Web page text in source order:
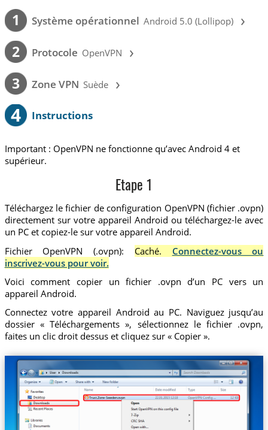
1 Système opérationnel Android 5.0 (Lollipop) ›
2 Protocole OpenVPN ›
3 Zone VPN Suède ›
4 Instructions
Important : OpenVPN ne fonctionne qu’avec Android 4 et
supérieur.
Etape 1
Téléchargez le fichier de configuration OpenVPN (fichier .ovpn)
directement sur votre appareil Android ou téléchargez-le avec
un PC et copiez-le sur votre appareil Android.
Fichier OpenVPN (.ovpn):
Caché. Connectez-vous ou
inscrivez-vous pour voir.
Voici comment copier un fichier .ovpn d’un PC vers un
appareil Android.
Connectez votre appareil Android au PC. Naviguez jusqu’au
dossier « Téléchargements », sélectionnez le fichier .ovpn,
faites un clic droit dessus et cliquez sur « Copier ».
Trust.Zone-Sweden.ovpn